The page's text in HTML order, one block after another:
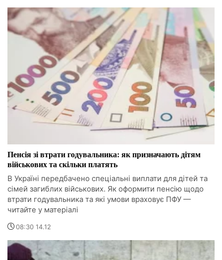
Пенсія зі втрати годувальника: як призначають дітям
військових та скільки платять
В Україні передбачено спеціальні виплати для дітей та
сімей загиблих військових. Як оформити пенсію щодо
втрати годувальника та які умови враховує ПФУ —
читайте у матеріалі
08:30 14.12